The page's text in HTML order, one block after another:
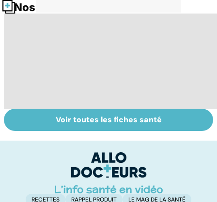
Nos fiches santé
Automne-hiver,
le temps de la
Post-partum : un
bouleversement
naissance
Voir toutes les fiches santé
RECETTES RAPPEL PRODUIT LE MAG DE LA SANTÉ